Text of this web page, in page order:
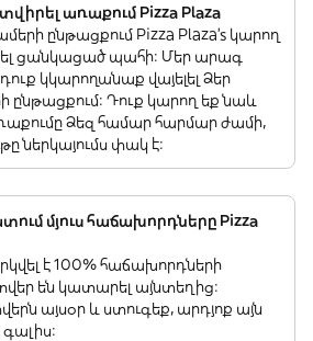
առաքում Pizza Plaza
ընթացքում Pizza Plaza’s կարող
ցանկացած պահի: Մեր արագ
կկարողանաք վայելել Ձեր
ընթացքում: Դուք կարող եք նաև
Ձեզ համար հարմար ժամի,
ներկայումս փակ է:
մյուս հաճախորդները Pizza
է 100% հաճախորդների
են կատարել այնտեղից:
այսօր և ստուգեք, արդյոք այն
գալիս: